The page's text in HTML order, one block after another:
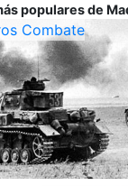
populares de
Combate